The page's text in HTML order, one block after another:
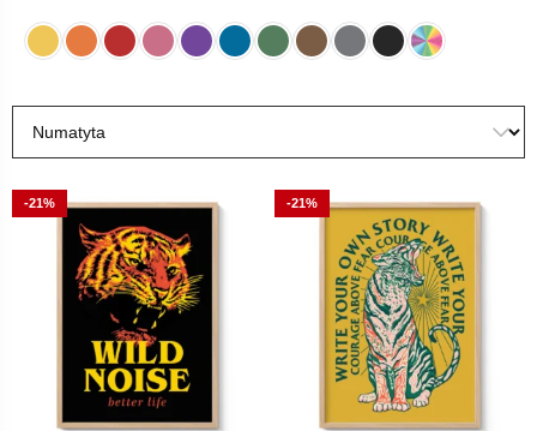
GeltonaOranžinėRaudona
RožinėVioletinėMėlynaŽaliaRudaGreyJuodaDaugiaspalvė
-21% -21%